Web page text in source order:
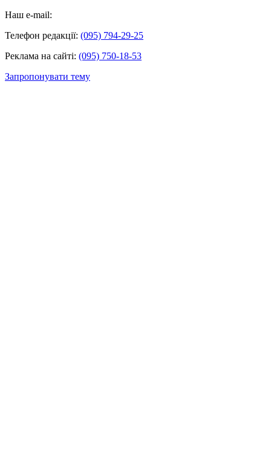
Наш e-mail:
Телефон редакції: (095) 794-29-25
Реклама на сайті: (095) 750-18-53
Запропонувати тему